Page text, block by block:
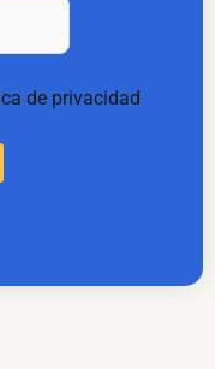
de privacidad